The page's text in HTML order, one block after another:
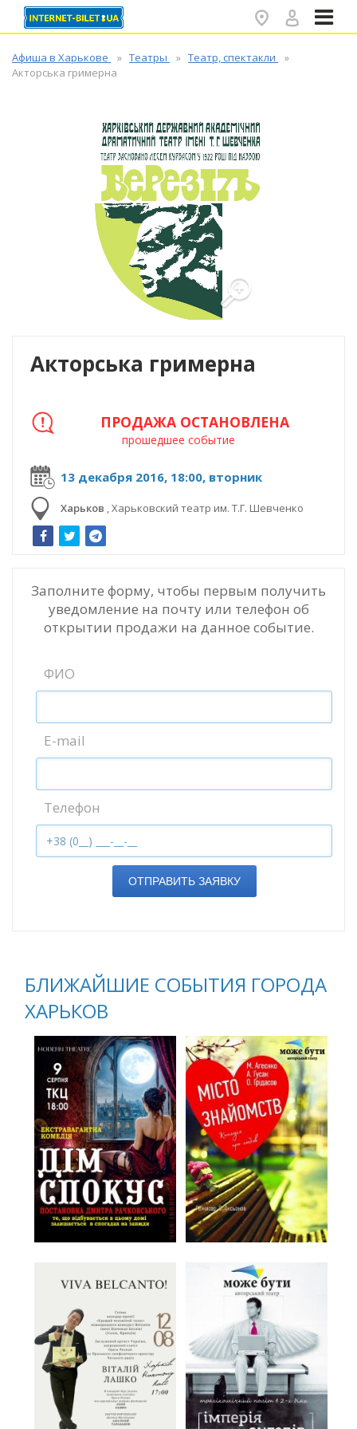
Афиша в Харькове Театры
Театр, спектакли
Акторська гримерна
Акторська гримерна
13 декабря 2016, 18:00, вторник
Харьков ,Харьковский театр им. Т.Г. Шевченко
ПРОДАЖА ОСТАНОВЛЕНА
прошедшее событие
Заполните форму, чтобы первым получить
уведомление на почту или телефон об
открытии продажи на данное событие.
ФИО
E-mail
Телефон
ОТПРАВИТЬ ЗАЯВКУ
БЛИЖАЙШИЕ СОБЫТИЯ ГОРОДА
ХАРЬКОВ